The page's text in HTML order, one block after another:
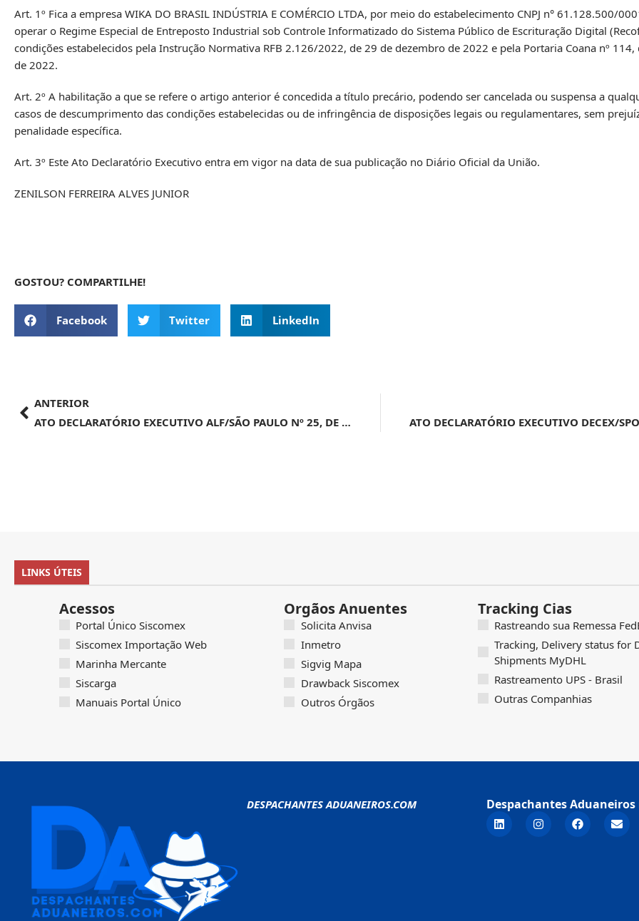
Art. 1º Fica a empresa WIKA DO BRASIL INDÚSTRIA E COMÉRCIO LTDA, por meio do estabelecimento CNPJ n° 61.128.500/
operar o Regime Especial de Entreposto Industrial sob Controle Informatizado do Sistema Público de Escrituração Digital
condições estabelecidos pela Instrução Normativa RFB 2.126/2022, de 29 de dezembro de 2022 e pela Portaria Coana nº
de 2022.
Art. 2º A habilitação a que se refere o artigo anterior é concedida a título precário, podendo ser cancelada ou suspensa a
casos de descumprimento das condições estabelecidas ou de infringência de disposições legais ou regulamentares, sem
penalidade específica.
Art. 3º Este Ato Declaratório Executivo entra em vigor na data de sua publicação no Diário Oficial da União.
ZENILSON FERREIRA ALVES JUNIOR
GOSTOU? COMPARTILHE!
Facebook Twitter LinkedIn
ANTERIOR
ATO DECLARATÓRIO EXECUTIVO ALF/SÃO PAULO Nº 25, DE 19 DE SETEMBRO DE 2024
LINKS ÚTEIS
Acessos
Portal Único Siscomex
Siscomex Importação Web
Marinha Mercante
Siscarga
Manuais Portal Único
Orgãos Anuentes
Solicita Anvisa
Inmetro
Sigvig Mapa
Drawback Siscomex
Outros Órgãos
Tracking Cias
Rastreando sua Remessa
Tracking, Delivery status for
Shipments MyDHL
Rastreamento UPS - Brasil
Outras Companhias
DESPACHANTES ADUANEIROS.COM Despachantes Aduaneiros